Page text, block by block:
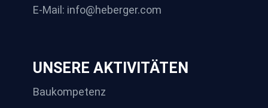
E-Mail: info@heberger.com
UNSERE AKTIVITÄTEN
Baukompetenz